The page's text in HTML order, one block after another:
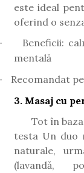
este ideal
oferind o
·
Beneficii:
mentală
·
Recomandat
3. Masaj cu
Tot în
testa Un duo
naturale,
(lavandă,